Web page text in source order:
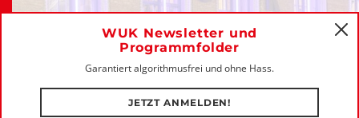
WUK Newsletter und
Programmfolder
Garantiert algorithmusfrei und ohne Hass.
JETZT ANMELDEN!
IMPRESSUM